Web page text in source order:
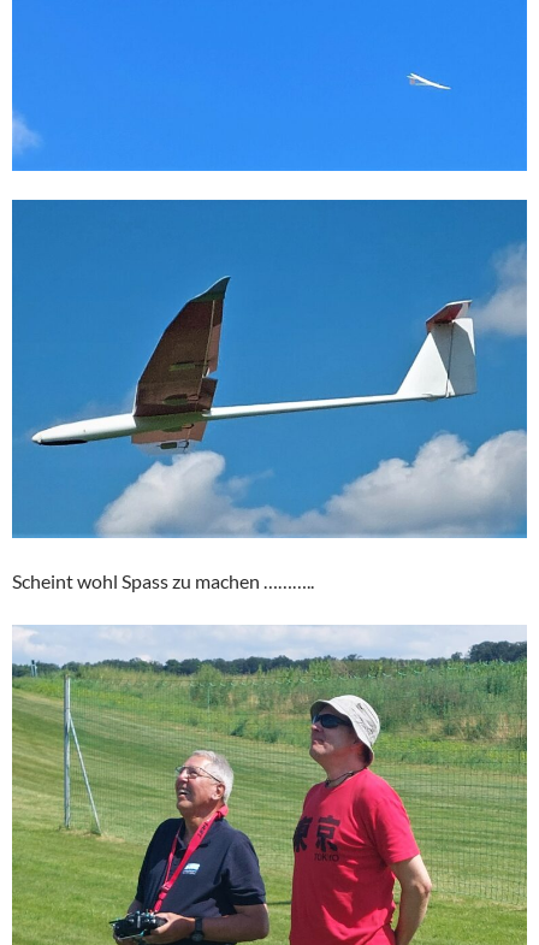
Scheint wohl Spass zu machen ………..